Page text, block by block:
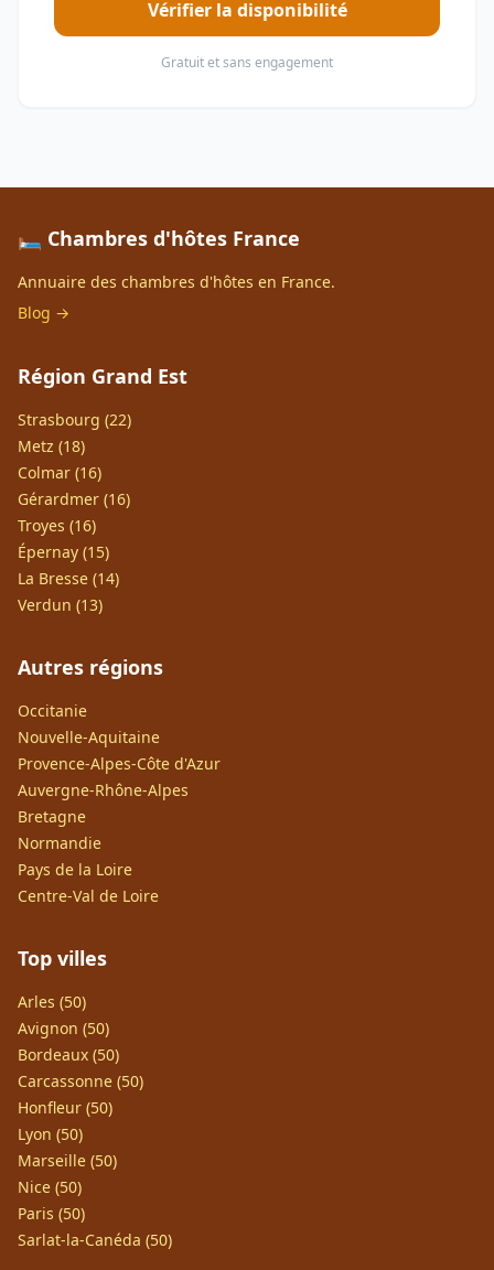
Vérifier la disponibilité
Gratuit et sans engagement
🛏️ Chambres d'hôtes France
Annuaire des chambres d'hôtes en France.
Blog →
Région Grand Est
Strasbourg (22)
Metz (18)
Colmar (16)
Gérardmer (16)
Troyes (16)
Épernay (15)
La Bresse (14)
Verdun (13)
Autres régions
Occitanie
Nouvelle-Aquitaine
Provence-Alpes-Côte d'Azur
Auvergne-Rhône-Alpes
Bretagne
Normandie
Pays de la Loire
Centre-Val de Loire
Top villes
Arles (50)
Avignon (50)
Bordeaux (50)
Carcassonne (50)
Honfleur (50)
Lyon (50)
Marseille (50)
Nice (50)
Paris (50)
Sarlat-la-Canéda (50)